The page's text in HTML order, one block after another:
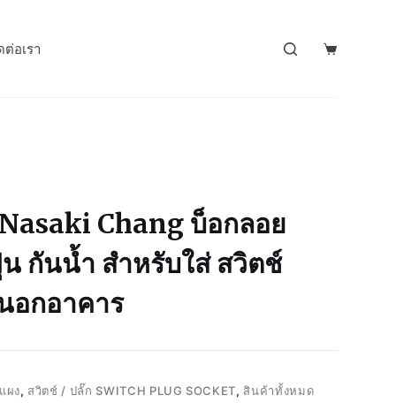
ต่อเรา
Chang บ็อกลอย
กันน้ำ สำหรับใส่ สวิตช์
อกอาคาร
ผง, สวิตช์ / ปลั๊ก SWITCH PLUG SOCKET, สินค้าทั้งหมด